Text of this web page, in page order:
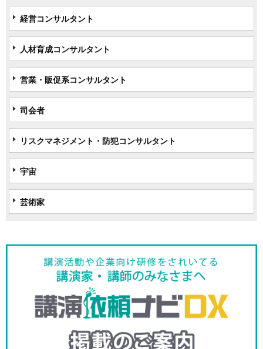
経営コンサルタント
人材育成コンサルタント
営業・販促系コンサルタント
司会者
リスクマネジメント・防犯コンサルタント
宇宙
芸術家